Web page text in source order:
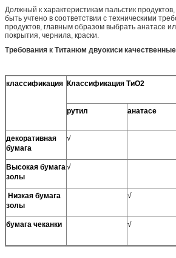
Должный к характеристикам пальстик
быть учтено в соответствии с техническими
продуктов, главным образом выбрать анатасе
покрытия, чернила, краски.
Требования к Титанюм двуокиси
классификация Классификация ТиО2
рутил анатасе
декоративная
бумага
√
Высокая бумага
золы
√
Низкая бумага
золы
√
бумага чеканки √